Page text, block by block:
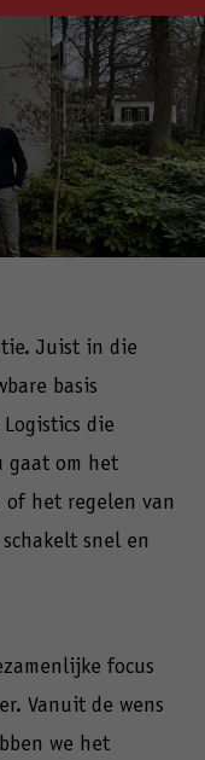
Juist in die
basis
die
gaat om het
of het regelen van
snel en
focus
Vanuit de wens
we het